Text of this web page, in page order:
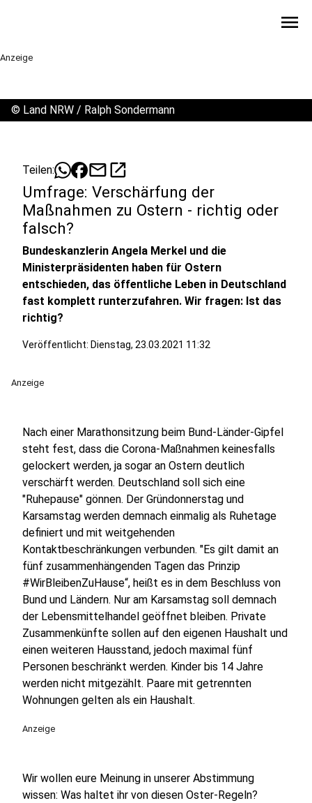
menu
Anzeige
© Land NRW / Ralph Sondermann
Teilen: mailopen_in_new
Umfrage: Verschärfung der
Maßnahmen zu Ostern - richtig oder
falsch?
Bundeskanzlerin Angela Merkel und die
Ministerpräsidenten haben für Ostern
entschieden, das öffentliche Leben in Deutschland
fast komplett runterzufahren. Wir fragen: Ist das
richtig?
Veröffentlicht: Dienstag, 23.03.2021 11:32
Anzeige
Nach einer Marathonsitzung beim Bund-Länder-Gipfel
steht fest, dass die Corona-Maßnahmen keinesfalls
gelockert werden, ja sogar an Ostern deutlich
verschärft werden. Deutschland soll sich eine
"Ruhepause" gönnen. Der Gründonnerstag und
Karsamstag werden demnach einmalig als Ruhetage
definiert und mit weitgehenden
Kontaktbeschränkungen verbunden. "Es gilt damit an
fünf zusammenhängenden Tagen das Prinzip
#WirBleibenZuHause“, heißt es in dem Beschluss von
Bund und Ländern. Nur am Karsamstag soll demnach
der Lebensmittelhandel geöffnet bleiben. Private
Zusammenkünfte sollen auf den eigenen Haushalt und
einen weiteren Hausstand, jedoch maximal fünf
Personen beschränkt werden. Kinder bis 14 Jahre
werden nicht mitgezählt. Paare mit getrennten
Wohnungen gelten als ein Haushalt.
Anzeige
Wir wollen eure Meinung in unserer Abstimmung
wissen: Was haltet ihr von diesen Oster-Regeln?